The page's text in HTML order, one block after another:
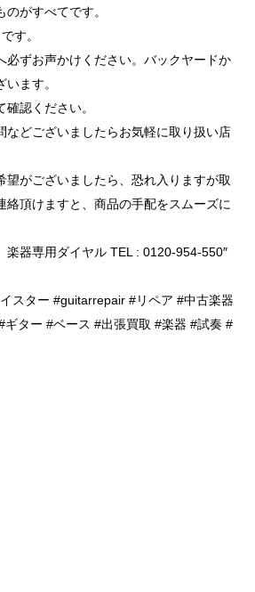
のがすべてです。
す。
必ずお声かけください。バックヤードか
ます。
確認ください。
などございましたらお気軽に取り扱い店
望がございましたら、恐れ入りますが取
絡頂けますと、商品の手配をスムーズに
器専用ダイヤル TEL : 0120-954-550″
スター #guitarrepair #リペア #中古楽器
ター #ベース #出張買取 #楽器 #試奏 #